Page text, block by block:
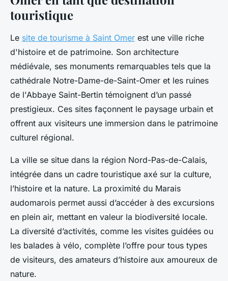
touristique
Le site de tourisme à Saint Omer est une ville riche
d'histoire et de patrimoine. Son architecture
médiévale, ses monuments remarquables tels que la
cathédrale Notre-Dame-de-Saint-Omer et les ruines
de l'Abbaye Saint-Bertin témoignent d’un passé
prestigieux. Ces sites façonnent le paysage urbain et
offrent aux visiteurs une immersion dans le patrimoine
culturel régional.
La ville se situe dans la région Nord-Pas-de-Calais,
intégrée dans un cadre touristique axé sur la culture,
l’histoire et la nature. La proximité du Marais
audomarois permet aussi d’accéder à des excursions
en plein air, mettant en valeur la biodiversité locale.
La diversité d’activités, comme les visites guidées ou
les balades à vélo, complète l’offre pour tous types
de visiteurs, des amateurs d’histoire aux amoureux de
nature.